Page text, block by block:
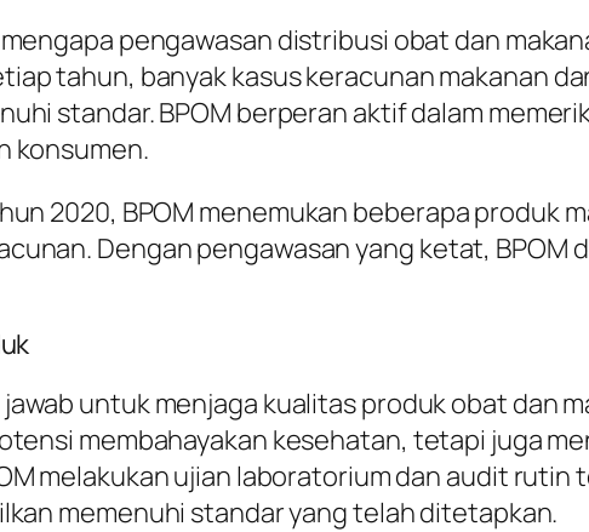
pengawasan distribusi obat dan
tahun, banyak kasus keracunan makanan
standar. BPOM berperan aktif dalam
konsumen.
2020, BPOM menemukan beberapa produk
Dengan pengawasan yang ketat,
untuk menjaga kualitas produk obat dan
membahayakan kesehatan, tetapi juga
melakukan ujian laboratorium dan audit
memenuhi standar yang telah ditetapkan.